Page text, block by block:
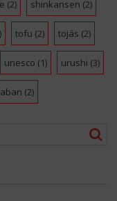
(2) shinkansen (2)
tofu (2) tojás (2)
unesco (1) urushi (3)
(2)